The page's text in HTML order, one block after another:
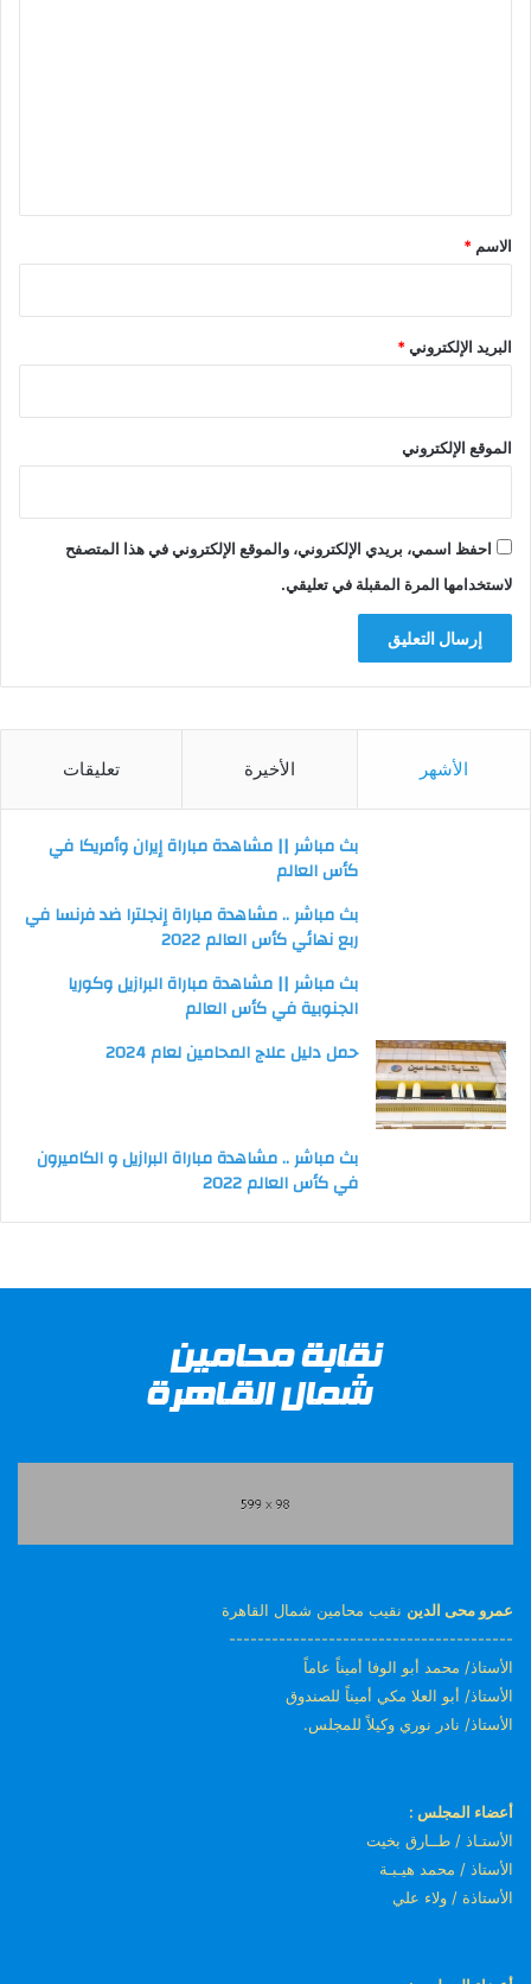
*
الاسم *
البريد الإلكتروني*
الموقع الإلكتروني
احفظ اسمي، بريدي الإلكتروني، والموقع الإلكتروني في هذا المتصفح
لاستخدامها المرة المقبلة في تعليقي.
الأشهر الأخيرة تعليقات
بث مباشر || مشاهدة مباراة إيران وأمريكا في
كأس العالم
بث مباشر .. مشاهدة مباراة إنجلترا ضد فرنسا في
ربع نهائي كأس العالم 2022
بث مباشر || مشاهدة مباراة البرازيل وكوريا
الجنوبية في كأس العالم
حمل دليل علاج المحامين لعام 2024
بث مباشر .. مشاهدة مباراة البرازيل و الكاميرون
في كأس العالم 2022
عمرو محى الدين نقيب محامين شمال القاهرة
----------------------------------------
الأستاذ/ محمد أبو الوفا أميناً عاماً
الأستاذ/ أبو العلا مكي أميناً للصندوق
الأستاذ/ نادر نوري وكيلاً للمجلس.
أعضاء المجلس :
الأستـاذ / طــارق بخيت
الأستاذ / محمد هيـبـة
الأستاذة / ولاء علي